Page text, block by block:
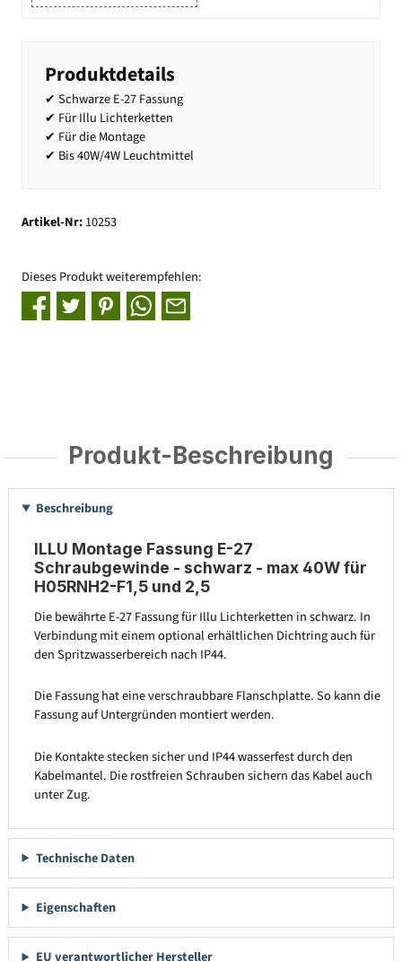
Produktdetails
✔ Schwarze E-27 Fassung
✔ Für Illu Lichterketten
✔ Für die Montage
✔ Bis 40W/4W Leuchtmittel
Artikel-Nr:10253
Dieses Produkt weiterempfehlen:
Produkt-Beschreibung
Beschreibung
ILLU Montage Fassung E-27
Schraubgewinde - schwarz - max 40W für
H05RNH2-F1,5 und 2,5
Die bewährte E-27 Fassung für Illu Lichterketten in schwarz. In
Verbindung mit einem optional erhältlichen Dichtring auch für
den Spritzwasserbereich nach IP44.
Die Fassung hat eine verschraubbare Flanschplatte. So kann die
Fassung auf Untergründen montiert werden.
Die Kontakte stecken sicher und IP44 wasserfest durch den
Kabelmantel. Die rostfreien Schrauben sichern das Kabel auch
unter Zug.
Technische Daten
Eigenschaften
EU verantwortlicher Hersteller